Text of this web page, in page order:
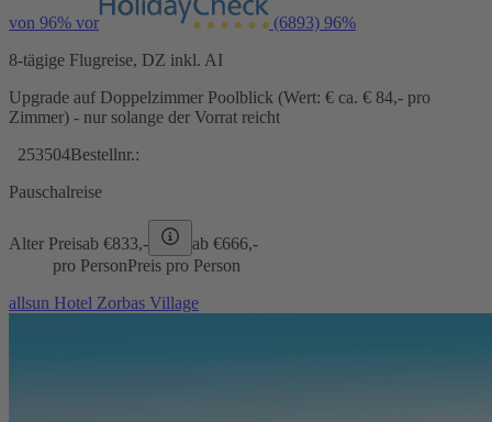
von 96% vor (6893) 96%
8-tägige Flugreise, DZ inkl. AI
Upgrade auf Doppelzimmer Poolblick (Wert: € ca. € 84,- pro
Zimmer) - nur solange der Vorrat reicht
253504Bestellnr.:
Pauschalreise
Alter Preisab €833,- ab €666,-
pro PersonPreis pro Person
allsun Hotel Zorbas Village